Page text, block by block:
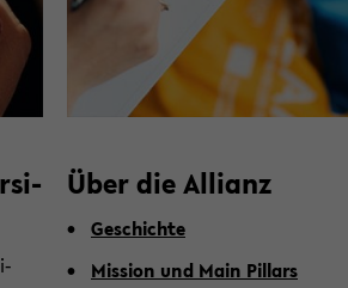
Über die Al­li­anz
Ge­schich­te
Mis­si­on und Main Pil­lars